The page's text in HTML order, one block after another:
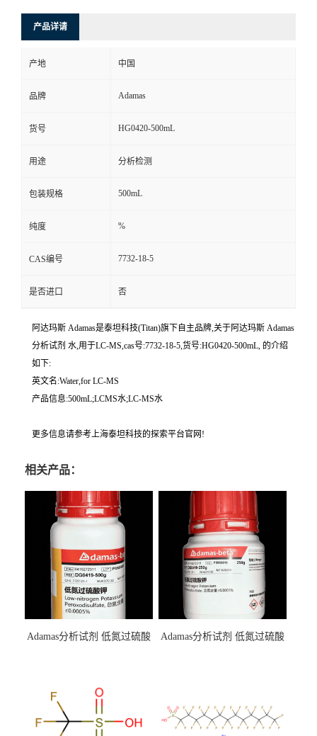
产品详请
产地 中国
品牌 Adamas
货号 HG0420-500mL
用途 分析检测
包装规格 500mL
纯度 %
CAS编号 7732-18-5
是否进口 否
阿达玛斯 Adamas是泰坦科技(Titan)旗下自主品牌,关于阿达玛斯 Adamas
分析试剂 水,用于LC-MS,cas号:7732-18-5,货号:HG0420-500mL, 的介绍
如下:
英文名:Water,for LC-MS
产品信息:500mL;LCMS水;LC-MS水
更多信息请参考上海泰坦科技的探索平台官网!
相关产品：
Adamas分析试剂 低氮过硫酸
（泰坦现货供应）
Adamas分析试剂 低氮过硫酸